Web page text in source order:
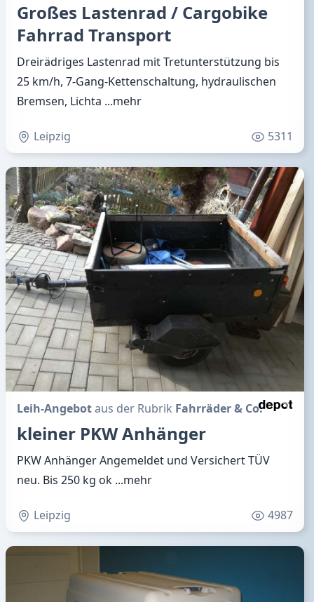
Großes Lastenrad / Cargobike
Fahrrad Transport
Dreirädriges Lastenrad mit Tretunterstützung bis
25 km/h, 7-Gang-Kettenschaltung, hydraulischen
Bremsen, Lichta ...mehr
Leipzig 5311
Leih-Angebotaus der Rubrik Fahrräder & Co.
kleiner PKW Anhänger
PKW Anhänger Angemeldet und Versichert TÜV
neu. Bis 250 kg ok ...mehr
Leipzig 4987